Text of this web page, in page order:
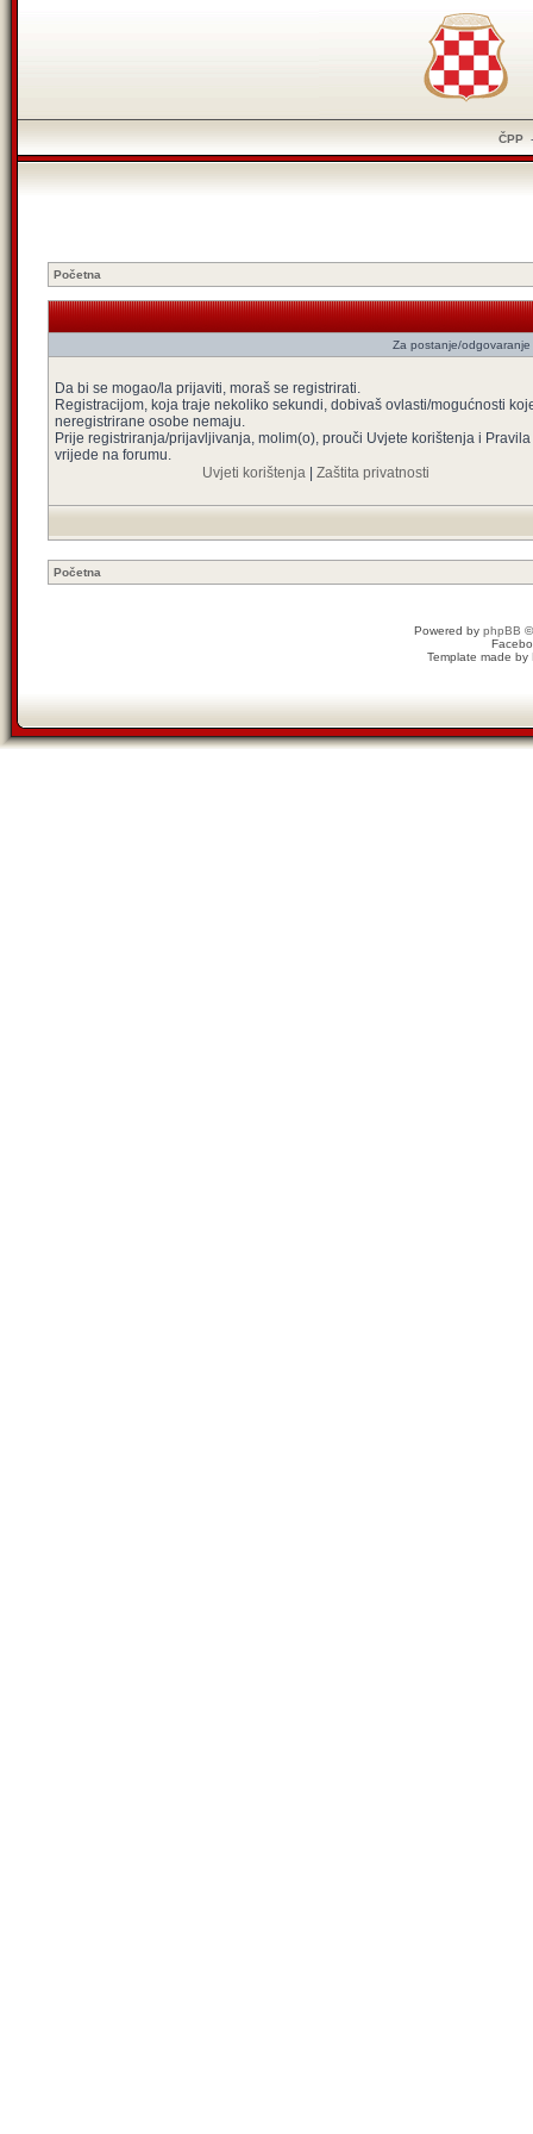
ČPP
Početna
Za postanje/
Da bi se mogao/la prijaviti, moraš se registrirati.
Registracijom, koja traje nekoliko sekundi, dobivaš ovlasti/mogućnosti
neregistrirane osobe nemaju.
Prije registriranja/prijavljivanja, molim(o), prouči Uvjete korištenja i
vrijede na forumu.
Uvjeti korištenja| Zaštita privatnosti
Početna
Powered by phpBB
Template made by